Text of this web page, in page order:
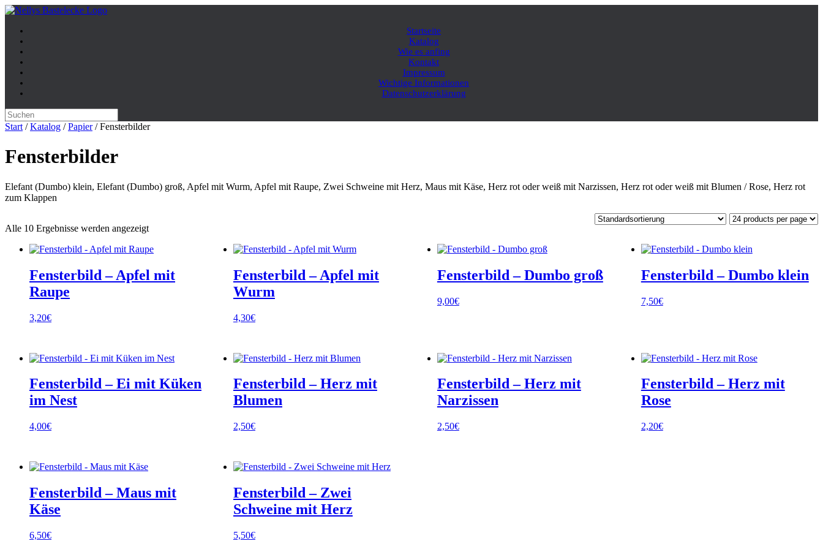
Zum
springen
Startseite
Katalog
Wie es anfing
Kontakt
Impressum
Wichtige Informationen
Datenschutzerklärung
Suche
nach:
Start /Katalog /Papier/ Fensterbilder
Fensterbilder
Elefant (Dumbo) klein, Elefant (Dumbo) groß, Apfel mit Wurm, Apfel mit Raupe, Zwei Schweine mit Herz, Maus mit Käse, Herz rot oder weiß mit Narzissen, Herz rot oder weiß mit Blumen / Rose, Herz rot
zum Klappen
Alle 10 Ergebnisse werden angezeigt
Fensterbild – Apfel mit
Raupe
3,20€
Fensterbild – Apfel mit
Wurm
4,30€
Fensterbild – Dumbo groß
9,00€
Fensterbild – Dumbo klein
7,50€
Fensterbild – Ei mit Küken
im Nest
4,00€
Fensterbild – Herz mit
Blumen
2,50€
Fensterbild – Herz mit
Narzissen
2,50€
Fensterbild – Herz mit
Rose
2,20€
Fensterbild – Maus mit
Käse
6,50€
Fensterbild – Zwei
Schweine mit Herz
5,50€